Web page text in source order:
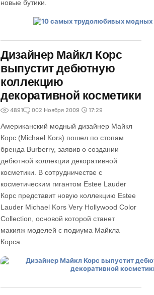
новые бутики.
Дизайнер Майкл Корс
выпустит дебютную
коллекцию
декоративной косметики
4891 002 Ноября 2009 17:29
Американский модный дизайнер Майкл
Корс (Michael Kors) пошел по стопам
бренда Burberry, заявив о создании
дебютной коллекции декоративной
косметики. В сотрудничестве с
косметическим гигантом Estеe Lauder
Корс представит новую коллекцию Estеe
Lauder Michael Kors Very Hollywood Color
Collection, основой которой станет
макияж моделей с подиума Майкла
Корса.